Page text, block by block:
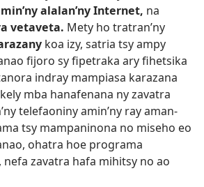
alalan’ny Internet, na
vetaveta. Mety ho tratran’ny
koa izy, satria tsy ampy
fijoro sy fipetraka ary fihetsika
indray mampiasa karazana
mba hanafenana ny zavatra
telefaoniny amin’ny ray aman-
tsy mampaninona no miseho eo
ohatra hoe programa
nefa zavatra hafa mihitsy no ao